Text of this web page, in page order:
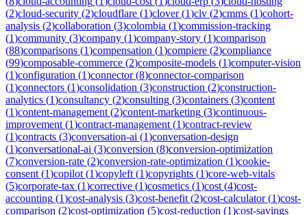
(2)cloud-security (2)cloudflare (1)clover(1)clv (2)cmms (1)cohort-
analysis (2)collaboration (3)colombia (1)commission-tracking
(1)community (3)company (1)company-story (1)comparison
(88)comparisons (1)compensation (1)compiere (2)compliance
(99)composable-commerce (2)composite-models (1)computer-vision
(1)configuration (1)connector(8)connector-comparison
(1)connectors (1)consolidation (3)construction (2)construction-
analytics (1)consultancy (2)consulting (3)containers (3)content
(1)content-management (2)content-marketing (3)continuous-
improvement (1)contract-management (1)contract-review
(1)contracts (3)conversation-ai (1)conversation-design
(1)conversational-ai (3)conversion (8)conversion-optimization
(7)conversion-rate (2)conversion-rate-optimization (1)cookie-
consent (1)copilot (1)copyleft (1)copyrights (1)core-web-vitals
(5)corporate-tax (1)corrective (1)cosmetics (1)cost (4)cost-
accounting (1)cost-analysis (3)cost-benefit (2)cost-calculator(1)cost-
comparison (2)cost-optimization (5)cost-reduction (1)cost-savings